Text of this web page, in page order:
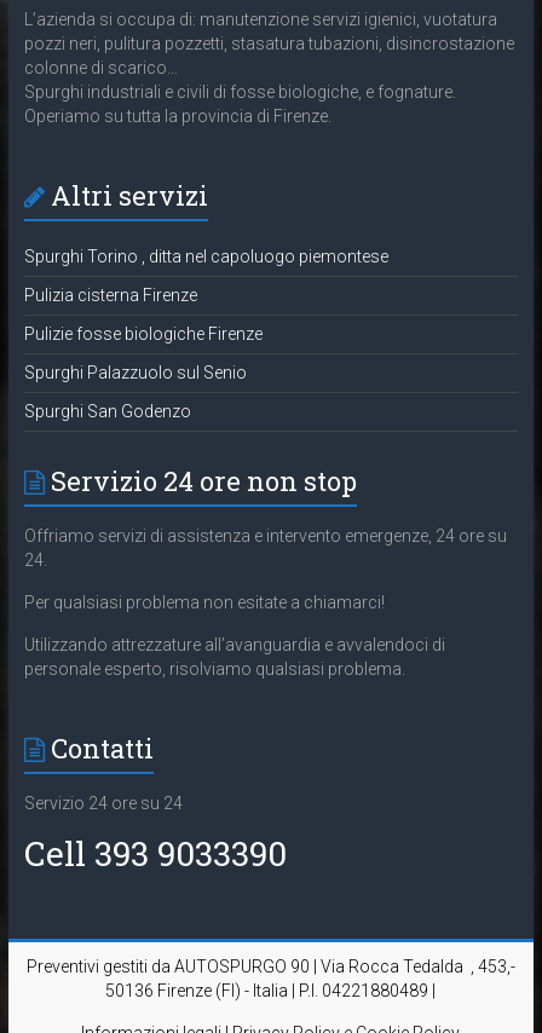
L’azienda si occupa di: manutenzione servizi igienici, vuotatura
pozzi neri, pulitura pozzetti, stasatura tubazioni, disincrostazione
colonne di scarico…
Spurghi industriali e civili di fosse biologiche, e fognature.
Operiamo su tutta la provincia di Firenze.
Altri servizi
Spurghi Torino , ditta nel capoluogo piemontese
Pulizia cisterna Firenze
Pulizie fosse biologiche Firenze
Spurghi Palazzuolo sul Senio
Spurghi San Godenzo
Servizio 24 ore non stop
Offriamo servizi di assistenza e intervento emergenze, 24 ore su
24.
Per qualsiasi problema non esitate a chiamarci!
Utilizzando attrezzature all’avanguardia e avvalendoci di
personale esperto, risolviamo qualsiasi problema.
Contatti
Servizio 24 ore su 24
Cell 393 9033390
Preventivi gestiti da AUTOSPURGO 90 | Via Rocca Tedalda , 453,-
50136 Firenze (FI) - Italia | P.I. 04221880489 |